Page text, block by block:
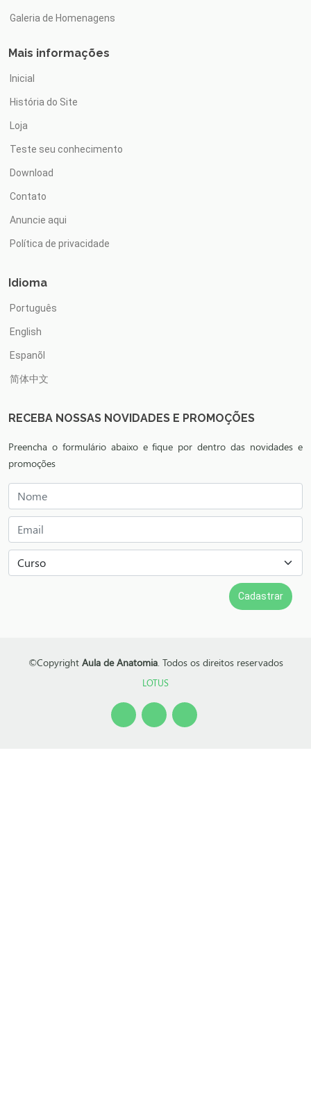
Galeria de Homenagens
Mais informações
Inicial
História do Site
Loja
Teste seu conhecimento
Download
Contato
Anuncie aqui
Política de privacidade
Idioma
Português
English
Espanõl
简体中文
RECEBA NOSSAS NOVIDADES E PROMOÇÕES
Preencha o formulário abaixo e fique por dentro das novidades e
promoções
©Copyright Aula de Anatomia. Todos os direitos reservados
LOTUS